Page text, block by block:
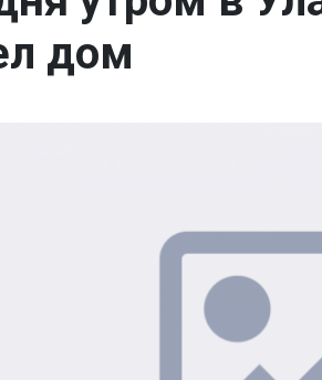
дом